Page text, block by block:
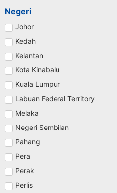
Negeri
Johor
Kedah
Kelantan
Kota Kinabalu
Kuala Lumpur
Labuan Federal Territory
Melaka
Negeri Sembilan
Pahang
Pera
Perak
Perlis